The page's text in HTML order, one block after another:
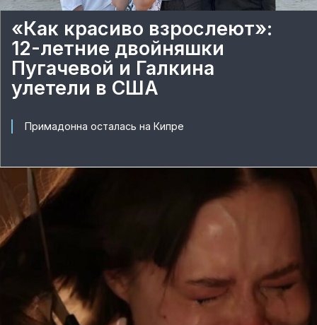
«Как красиво взрослеют»:
12-летние двойняшки
Пугачевой и Галкина
улетели в США
Примадонна осталась на Кипре